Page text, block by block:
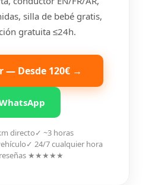
silla de bebé gratis,
gratuita ≤24h.
— Desde 120€ →
directo✓ ~3 horas
✓ 24/7 cualquier hora
reseñas ★★★★★